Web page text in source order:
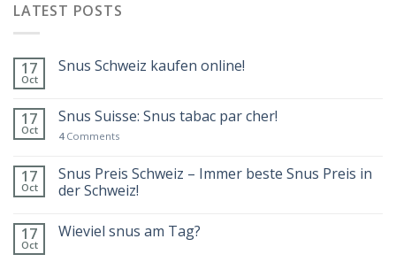
LATEST POSTS
17
Oct
Snus Schweiz kaufen online!
17
Oct
Snus Suisse: Snus tabac par cher!
4Comments
17
Oct
Snus Preis Schweiz – Immer beste Snus Preis in
der Schweiz!
17
Oct
Wieviel snus am Tag?